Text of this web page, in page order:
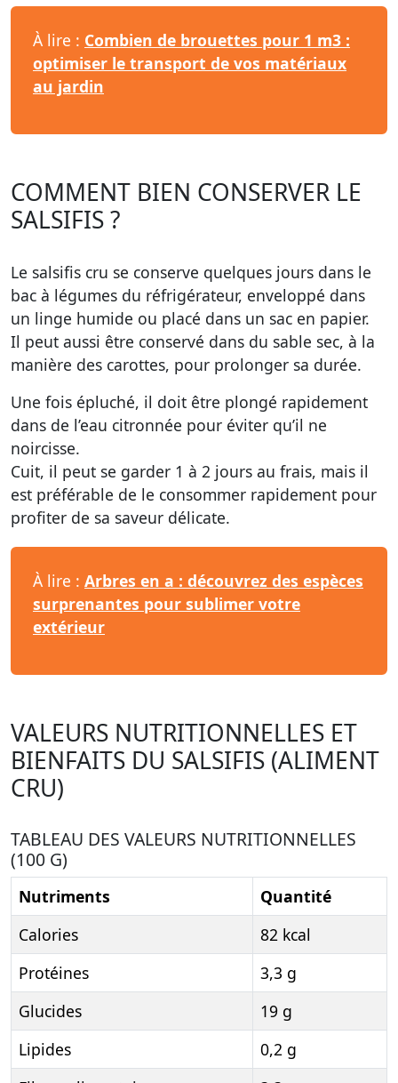
À lire : Combien de brouettes pour 1 m3 :
optimiser le transport de vos matériaux
au jardin
COMMENT BIEN CONSERVER LE
SALSIFIS ?
Le salsifis cru se conserve quelques jours dans le
bac à légumes du réfrigérateur, enveloppé dans
un linge humide ou placé dans un sac en papier.
Il peut aussi être conservé dans du sable sec, à la
manière des carottes, pour prolonger sa durée.
Une fois épluché, il doit être plongé rapidement
dans de l’eau citronnée pour éviter qu’il ne
noircisse.
Cuit, il peut se garder 1 à 2 jours au frais, mais il
est préférable de le consommer rapidement pour
profiter de sa saveur délicate.
À lire : Arbres en a : découvrez des espèces
surprenantes pour sublimer votre
extérieur
VALEURS NUTRITIONNELLES ET
BIENFAITS DU SALSIFIS (ALIMENT
CRU)
TABLEAU DES VALEURS NUTRITIONNELLES
(100 G)
Nutriments
Quantité
Calories
82 kcal
Protéines
3,3 g
Glucides
19 g
Lipides
0,2 g